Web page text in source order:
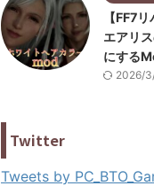
【FF7
エアリ
にする
2026/
Twitter
Tweets by